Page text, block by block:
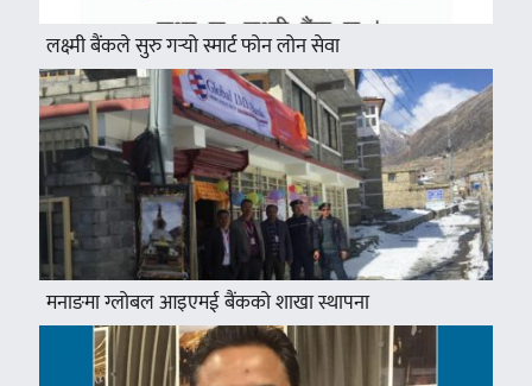
लक्ष्मी बैंकले सुरु गर्‍यो स्मार्ट फोन लोन सेवा
मनाङमा ग्लोबल आइएमई बैंकको शाखा स्थापना